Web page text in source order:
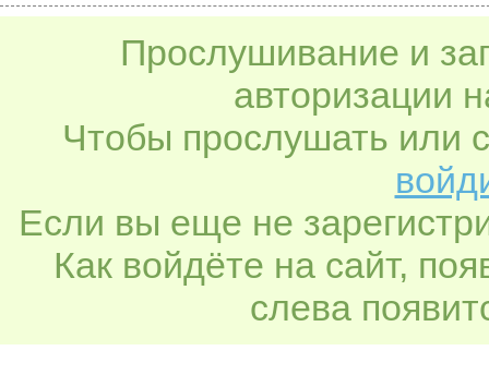
Прослушивание и
авторизации
Чтобы прослушать или
Если вы еще не
Как войдёте на сайт,
слева